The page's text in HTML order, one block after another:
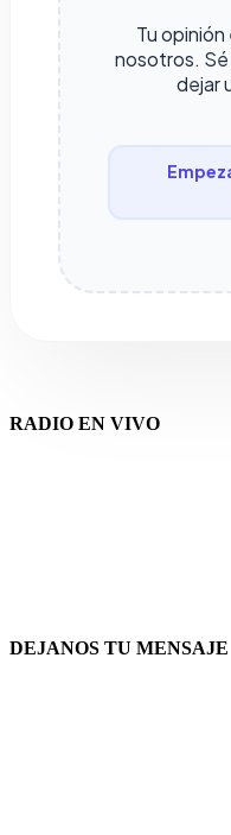
Tu
nosotros. Sé
dejar
RADIO EN VIVO
DEJANOS TU MENSAJE